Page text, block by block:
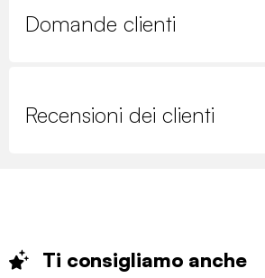
Domande clienti
Recensioni dei clienti
Ti consigliamo anche